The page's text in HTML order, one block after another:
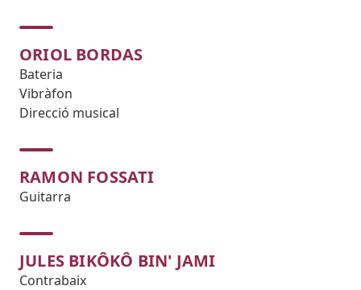
ORIOL BORDAS
Bateria
Vibràfon
Direcció musical
RAMON FOSSATI
Guitarra
JULES BIKÔKÔ BIN' JAMI
Contrabaix